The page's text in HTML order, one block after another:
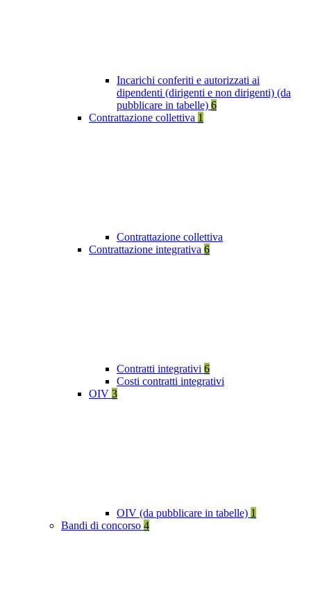
Incarichi conferiti e autorizzati ai
dipendenti (dirigenti e non dirigenti) (da
pubblicare in tabelle) 6
Contrattazione collettiva 1
Contrattazione collettiva
Contrattazione integrativa 6
Contratti integrativi 6
Costi contratti integrativi
OIV 3
OIV (da pubblicare in tabelle) 1
Bandi di concorso 4